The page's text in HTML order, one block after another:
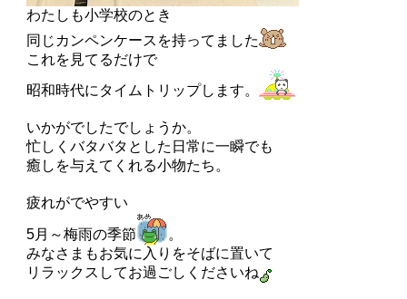
わたしも小学校のとき
同じカンペンケースを持ってました
これを見てるだけで
昭和時代にタイムトリップします。
いかがでしたでしょうか。
忙しくバタバタとした日常に一瞬でも
癒しを与えてくれる小物たち。
疲れがでやすい
5月～梅雨の季節
。
みなさまもお気に入りをそばに置いて
リラックスしてお過ごしくださいね